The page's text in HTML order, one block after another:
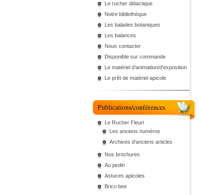
Le rucher didactique
Notre bibliothèque
Les balades botaniques
Les balances
Nous contacter
Disponible sur commande
Le matériel d'animation/d'exposition
Le prêt de matériel apicole
Publications/conférences
Le Rucher Fleuri
Les anciens numéros
Archives d'anciens articles
Nos brochures
Au jardin
Astuces apicoles
Brico bee